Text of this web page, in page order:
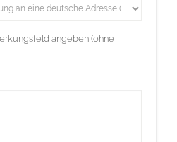
angeben (ohne